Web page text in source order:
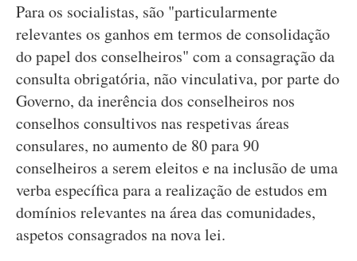
Para os socialistas, são "particularmente
relevantes os ganhos em termos de consolidação
do papel dos conselheiros" com a consagração da
consulta obrigatória, não vinculativa, por parte do
Governo, da inerência dos conselheiros nos
conselhos consultivos nas respetivas áreas
consulares, no aumento de 80 para 90
conselheiros a serem eleitos e na inclusão de uma
verba específica para a realização de estudos em
domínios relevantes na área das comunidades,
aspetos consagrados na nova lei.